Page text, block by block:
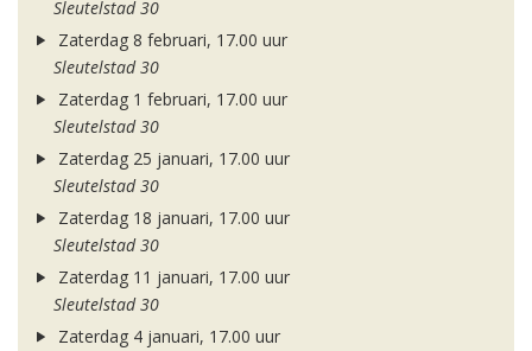
Sleutelstad 30
Zaterdag 8 februari, 17.00 uur
Sleutelstad 30
Zaterdag 1 februari, 17.00 uur
Sleutelstad 30
Zaterdag 25 januari, 17.00 uur
Sleutelstad 30
Zaterdag 18 januari, 17.00 uur
Sleutelstad 30
Zaterdag 11 januari, 17.00 uur
Sleutelstad 30
Zaterdag 4 januari, 17.00 uur